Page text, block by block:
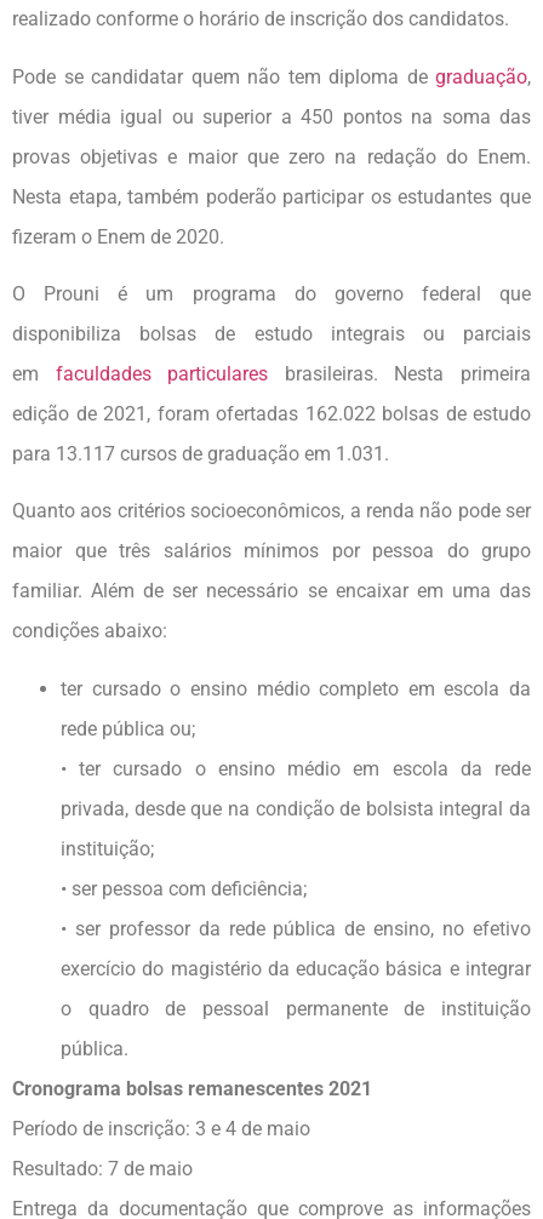
realizado conforme o horário de inscrição dos candidatos.
Pode se candidatar quem não tem diploma de graduação,
tiver média igual ou superior a 450 pontos na soma das
provas objetivas e maior que zero na redação do Enem.
Nesta etapa, também poderão participar os estudantes que
fizeram o Enem de 2020.
O Prouni é um programa do governo federal que
disponibiliza bolsas de estudo integrais ou parciais
em faculdades particulares brasileiras. Nesta primeira
edição de 2021, foram ofertadas 162.022 bolsas de estudo
para 13.117 cursos de graduação em 1.031.
Quanto aos critérios socioeconômicos, a renda não pode ser
maior que três salários mínimos por pessoa do grupo
familiar. Além de ser necessário se encaixar em uma das
condições abaixo:
ter cursado o ensino médio completo em escola da
rede pública ou;
• ter cursado o ensino médio em escola da rede
privada, desde que na condição de bolsista integral da
instituição;
• ser pessoa com deficiência;
• ser professor da rede pública de ensino, no efetivo
exercício do magistério da educação básica e integrar
o quadro de pessoal permanente de instituição
pública.
Cronograma bolsas remanescentes 2021
Período de inscrição: 3 e 4 de maio
Resultado: 7 de maio
Entrega da documentação que comprove as informações